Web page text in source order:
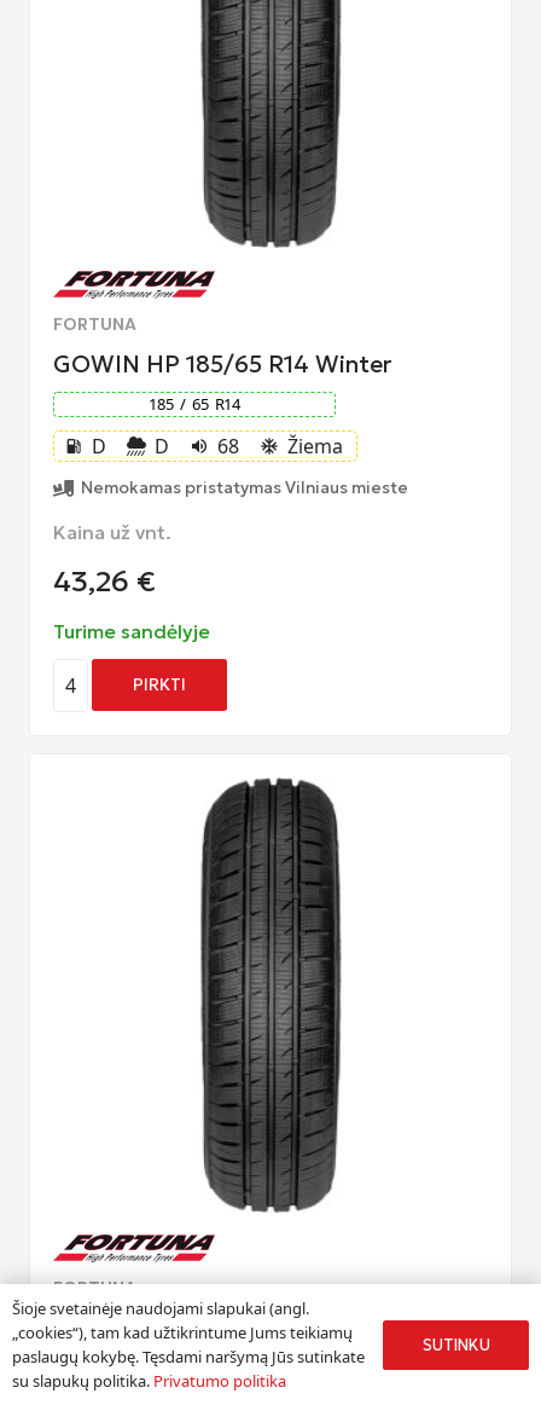
FORTUNA
GOWIN HP 185/65 R14 Winter
185 / 65 R14
local_gas_station D D volume_up 68 ac_unit Žiema
Nemokamas pristatymas Vilniaus mieste
Kaina už vnt.
43,26 €
Turime sandėlyje
4 PIRKTI
FORTUNA
GOWIN HP 185/65 R15 Winter
185 / 65 R15
Šioje svetainėje naudojami slapukai (angl.
„cookies“), tam kad užtikrintume Jums teikiamų
paslaugų kokybę. Tęsdami naršymą Jūs sutinkate
su slapukų politika. Privatumo politika
SUTINKU